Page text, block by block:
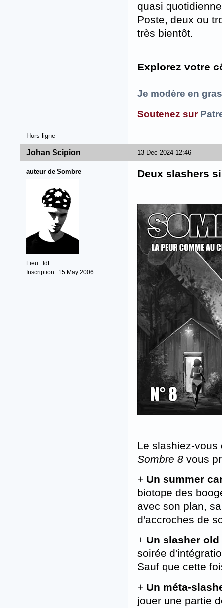
quasi
Poste, deux ou
très bientôt.
Explorez votre
Je modère en
Soutenez sur
Hors ligne
13 Dec 2024 12:46
Johan Scipion
auteur de Sombre
Lieu : IdF
Inscription : 15 May 2006
Deux slashers
Le slashiez-vous
Sombre 8 vous
+ Un summer
biotope des
avec son plan,
d'accroches de
+ Un slasher
soirée
Sauf que cette
+ Un méta-
jouer une partie